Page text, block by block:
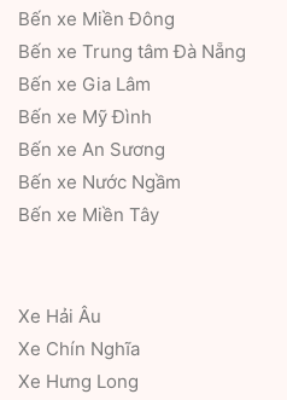
Bến xe Miền Đông
Bến xe Trung tâm Đà Nẵng
Bến xe Gia Lâm
Bến xe Mỹ Đình
Bến xe An Sương
Bến xe Nước Ngầm
Bến xe Miền Tây
Xe Hải Âu
Xe Chín Nghĩa
Xe Hưng Long